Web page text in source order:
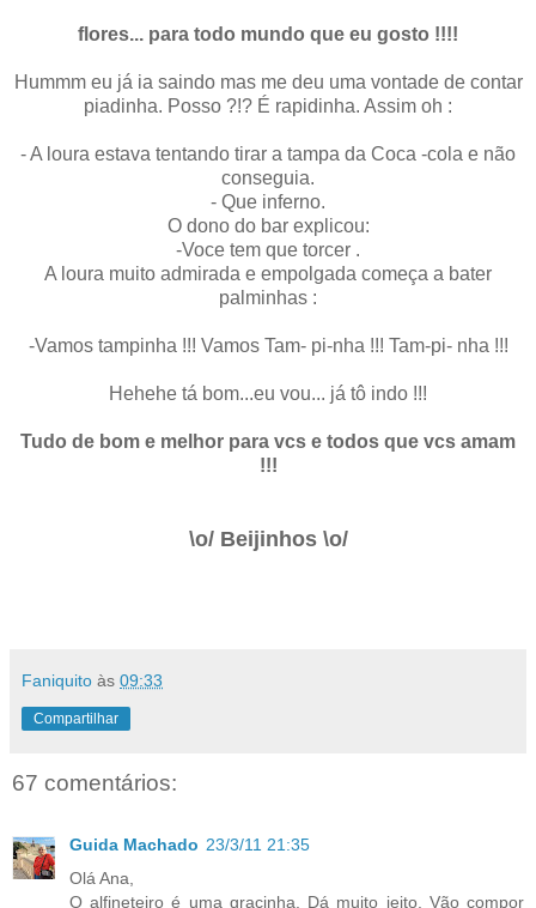
flores... para todo mundo que eu gosto !!!!
Hummm eu já ia saindo mas me deu uma vontade de contar
piadinha. Posso ?!? É rapidinha. Assim oh :
- A loura estava tentando tirar a tampa da Coca -cola e não
conseguia.
- Que inferno.
O dono do bar explicou:
-Voce tem que torcer .
A loura muito admirada e empolgada começa a bater
palminhas :
-Vamos tampinha !!! Vamos Tam- pi-nha !!! Tam-pi- nha !!!
Hehehe tá bom...eu vou... já tô indo !!!
Tudo de bom e melhor para vcs e todos que vcs amam
!!!
\o/ Beijinhos \o/
Faniquito às 09:33
Compartilhar
67 comentários:
Guida Machado 23/3/11 21:35
Olá Ana,
O alfineteiro é uma gracinha. Dá muito jeito. Vão compor